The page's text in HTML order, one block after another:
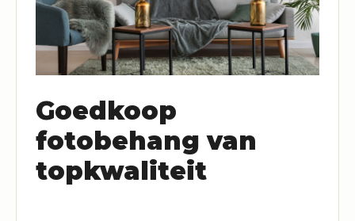
Goedkoop
fotobehang van
topkwaliteit